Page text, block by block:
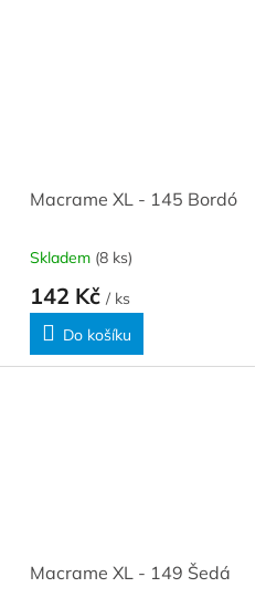
Macrame XL - 145 Bordó
Skladem (8 ks)
142 Kč / ks
Do košíku
Macrame XL - 149 Šedá